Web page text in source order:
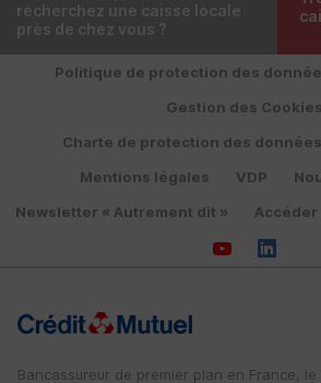
recherchez une caisse locale
près de chez vous ?
Politique de protection des
Gestion des Cookies
Charte de protection des
Mentions légales
VDP
Newsletter « Autrement dit »
Accéder
Bancassureur de premier plan en France,